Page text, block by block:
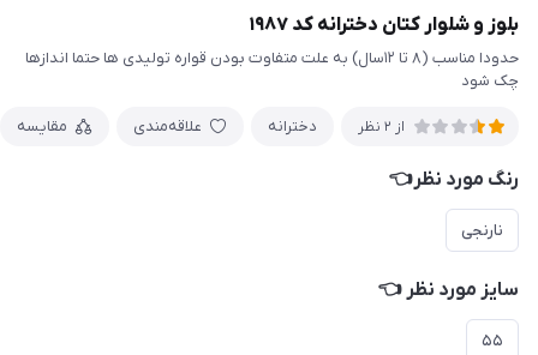
بلوز و شلوار کتان دخترانه کد ۱۹۸۷
حدودا مناسب (۸ تا ۱۲سال) به علت متفاوت بودن قواره تولیدی ها حتما اندازها
چک شود
از 2 نظر دخترانه علاقه‌مندی مقایسه
رنگ مورد نظر👈
نارنجی
سایز مورد نظر 👈
۵۵